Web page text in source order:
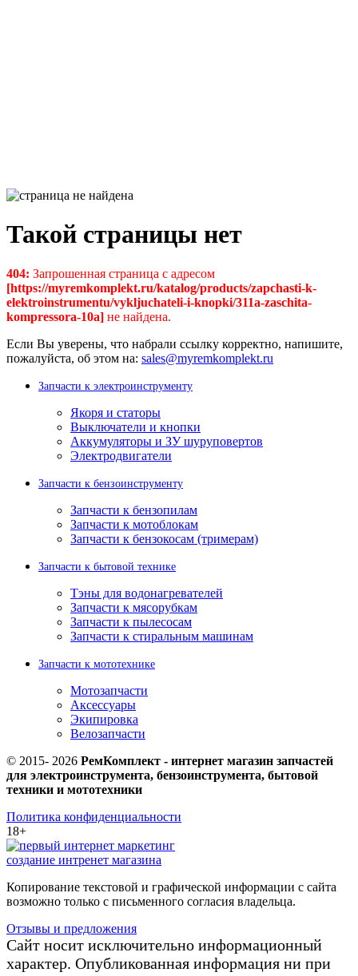
Такой страницы нет
404: Запрошенная страница с адресом
[https://myremkomplekt.ru/katalog/products/zapchasti-k-
elektroinstrumentu/vykljuchateli-i-knopki/311a-zaschita-
kompressora-10a] не найдена.
Если Вы уверены, что набрали ссылку корректно, напишите,
пожалуйста, об этом на: sales@myremkomplekt.ru
Запчасти к электроинструменту
Якоря и статоры
Выключатели и кнопки
Аккумуляторы и ЗУ шуруповертов
Электродвигатели
Запчасти к бензоинструменту
Запчасти к бензопилам
Запчасти к мотоблокам
Запчасти к бензокосам (тримерам)
Запчасти к бытовой технике
Тэны для водонагревателей
Запчасти к мясорубкам
Запчасти к пылесосам
Запчасти к стиральным машинам
Запчасти к мототехнике
Мотозапчасти
Аксессуары
Экипировка
Велозапчасти
© 2015- 2026 РемКомплект - интернет магазин запчастей
для электроинструмента, бензоинструмента, бытовой
техники и мототехники
Политика конфиденциальности
18+
создание интренет магазина
Копирование текстовой и графической информации с сайта
возможно только с письменного согласия владельца.
Отзывы и предложения
Сайт носит исключительно информационный
характер. Опубликованная информация ни при